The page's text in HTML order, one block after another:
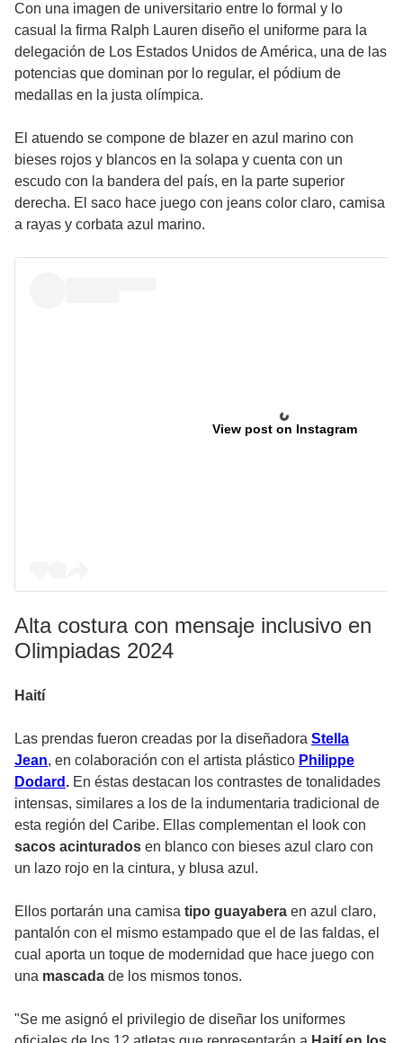
Con una imagen de universitario entre lo formal y lo
casual la firma Ralph Lauren diseño el uniforme para la
delegación de Los Estados Unidos de América, una de las
potencias que dominan por lo regular, el pódium de
medallas en la justa olímpica.
El atuendo se compone de blazer en azul marino con
bieses rojos y blancos en la solapa y cuenta con un
escudo con la bandera del país, en la parte superior
derecha. El saco hace juego con jeans color claro, camisa
a rayas y corbata azul marino.
View post on Instagram
Alta costura con mensaje inclusivo en
Olimpiadas 2024
Haití
Las prendas fueron creadas por la diseñadora Stella
Jean, en colaboración con el artista plástico Philippe
Dodard . En éstas destacan los contrastes de tonalidades
intensas, similares a los de la indumentaria tradicional de
esta región del Caribe. Ellas complementan el look con
sacos acinturados en blanco con bieses azul claro con
un lazo rojo en la cintura, y blusa azul.
Ellos portarán una camisa tipo guayabera en azul claro,
pantalón con el mismo estampado que el de las faldas, el
cual aporta un toque de modernidad que hace juego con
una mascada de los mismos tonos.
"Se me asignó el privilegio de diseñar los uniformes